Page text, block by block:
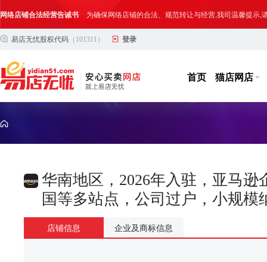
网络店铺合法经营告诫书 为确保网络店铺的合法、规范转让与经营,我司温馨提示
合法合规经营告客户书 部分客户在购买抖店网络店铺后，存在试图规避平台监
网络店铺合法经营告诫书 为确保网络店铺的合法、规范转让与经营,我司温馨提示
易店无忧股权代码 （101311） 登录
首页 猫店网店
华南地区，2026年入驻，亚马
国等多站点，公司过户，小规
店铺信息 企业及商标信息